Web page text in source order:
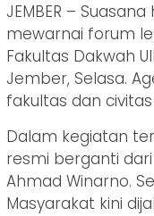
JEMBER –
mewarnai forum
Fakultas Dakwah
Jember, Selasa.
fakultas dan
Dalam kegiatan
resmi berganti
Ahmad Winarno.
Masyarakat kini